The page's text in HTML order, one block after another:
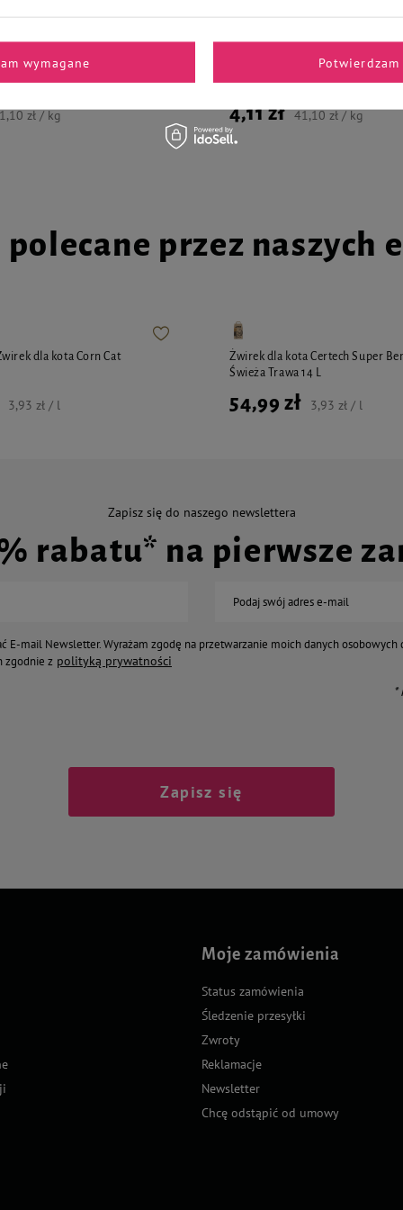
z jelenia saszetka 100 g
zł / kg
makaronem saszetka 100 g
4,11 zł 41,10 zł / kg
przez naszych
dla kota Corn Cat
3,93 zł / l
Żwirek dla kota Certech Super
Świeża Trawa 14 L
54,99 zł 3,93 zł / l
Zapisz się do naszego newslettera
rabatu* na pierwsze
Podaj swój adres e-mail
E-mail Newsletter. Wyrażam zgodę na przetwarzanie moich danych osobowych
zgodnie z polityką prywatności
*
Zapisz się
Moje zamówienia
Status zamówienia
Śledzenie przesyłki
Zwroty
Reklamacje
Newsletter
Chcę odstąpić od umowy
wymagane